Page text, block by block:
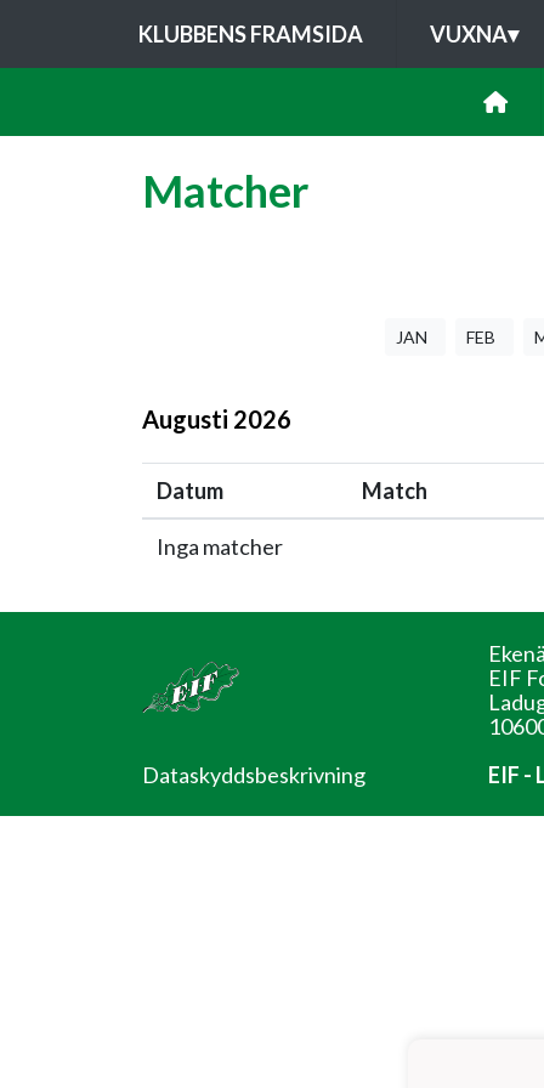
KLUBBENS FRAMSIDA VUXNA▾
Matcher
JAN FEB
Augusti 2026
Datum Match
Inga matcher
Dataskyddsbeskrivning
EIF
EIF -